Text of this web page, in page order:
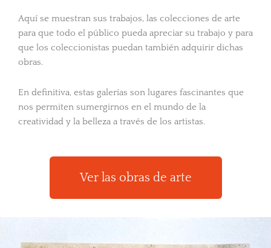
Aquí se muestran sus trabajos, las colecciones de arte
para que todo el público pueda apreciar su trabajo y para
que los coleccionistas puedan también adquirir dichas
obras.
En definitiva, estas galerías son lugares fascinantes que
nos permiten sumergirnos en el mundo de la
creatividad y la belleza a través de los artistas.
Ver las obras de arte